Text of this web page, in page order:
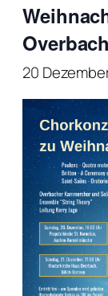
20